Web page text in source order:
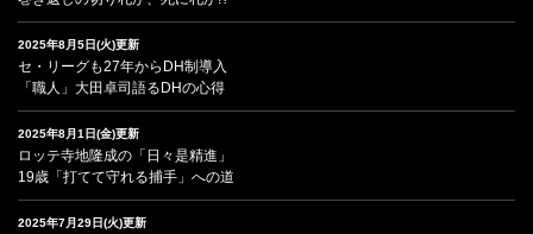
2025年8月5日(火)更新
セ・リーグも27年からDH制導入
「職人」大田卓司語るDHの心得
2025年8月1日(金)更新
ロッテ寺地隆成の「日々是精進」
19歳「打てて守れる捕手」への道
2025年7月29日(火)更新